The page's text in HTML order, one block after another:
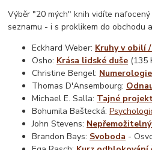
Výběr "20 mých" knih vidíte
seznamu - i s proklikem do obchodu
Eckhard Weber: Kruhy v obilí
Osho: Krása lidské duše (135
Christine Bengel:
Thomas D'Ansembourg:
Michael E. Salla: Tajné
Bohumila Baštecká:
John Stevens:
Brandon Bays: Svoboda -